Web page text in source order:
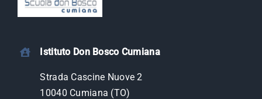
Istituto Don Bosco Cumiana
Strada Cascine Nuove 2
10040 Cumiana (TO)